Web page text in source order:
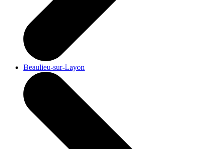
Beaulieu-sur-Layon